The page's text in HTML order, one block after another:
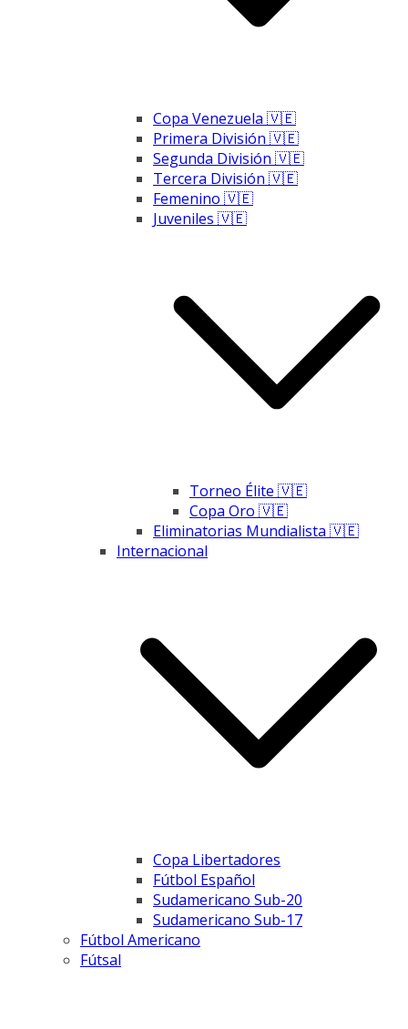
Copa Venezuela 🇻🇪
Primera División 🇻🇪
Segunda División 🇻🇪
Tercera División 🇻🇪
Femenino 🇻🇪
Juveniles 🇻🇪
Torneo Élite 🇻🇪
Copa Oro 🇻🇪
Eliminatorias Mundialista 🇻🇪
Internacional
Copa Libertadores
Fútbol Español
Sudamericano Sub-20
Sudamericano Sub-17
Fútbol Americano
Fútsal